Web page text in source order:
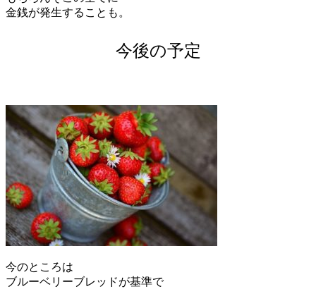
金銭が発生することも。
今後の予定
今のところは
ブルーベリーブレッドが基準で